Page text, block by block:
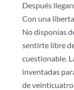
Después
Con una
No disponías
sentirte libre
cuestionable.
inventadas
de